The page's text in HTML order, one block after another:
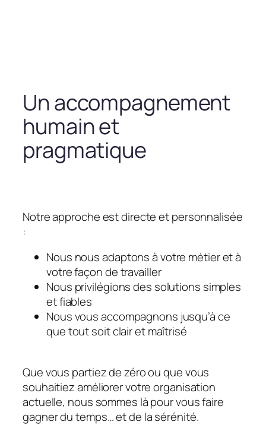
Un accompagnement
humain et
pragmatique
Notre approche est directe et personnalisée
:
Nous nous adaptons à votre métier et à
votre façon de travailler
Nous privilégions des solutions simples
et fiables
Nous vous accompagnons jusqu’à ce
que tout soit clair et maîtrisé
Que vous partiez de zéro ou que vous
souhaitiez améliorer votre organisation
actuelle, nous sommes là pour vous faire
gagner du temps… et de la sérénité.